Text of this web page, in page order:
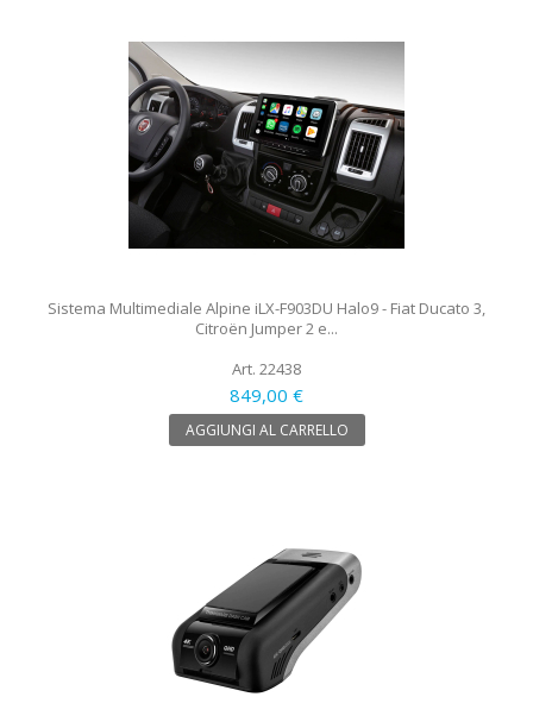
Sistema Multimediale Alpine iLX-F903DU Halo9 - Fiat Ducato 3,
Citroën Jumper 2 e...
Art. 22438
849,00 €
AGGIUNGI AL CARRELLO